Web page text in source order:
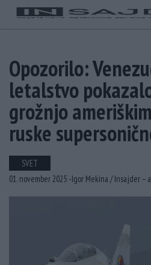
Opozorilo:
letalstvo
grožnjo
ruske
SVET
01. november 2025 -Igor Mekina /Insajder –